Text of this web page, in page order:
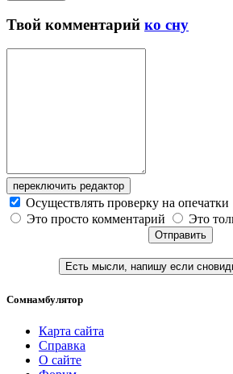
Твой комментарий ко сну
переключить редактор
Осуществлять проверку на опечатки
Это просто комментарий
Это
Отправить
Есть мысли, напишу если
Сомнамбулятор
Карта сайта
Справка
О сайте